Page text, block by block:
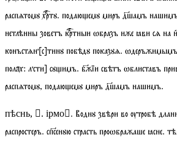
распѧтомꙋ хртꙋ. подаюемꙋ миръ дшамъ
нетлѣнны зоветъ кртныи ѡбразъ иже ꙗви сѧ на
конъстѧн[с]тинꙋ побѣдꙋ показꙋѧ.
полях:лсти] сꙋимъ. бжїи свѣтъ ѡблиставъ
распѧтомꙋ, подаюемꙋ миръ дшамъ нашимъ.
пѣснь, . ірмо. Воднꙋ звѣри во ѹтробѣ
распростеръ. спсенꙋю страсть проѡбражаше ꙗсне.